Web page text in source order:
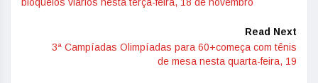
Read Next
3ª Campíadas Olimpíadas para 60+começa com tênis
de mesa nesta quarta-feira, 19